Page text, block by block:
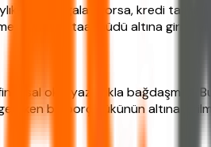
gelir dalgalanıyorsa, kredi
kredi taahhüdü altına girmeyin.
okuryazarlıkla bağdaşmaz.
bir borç yükünün altına